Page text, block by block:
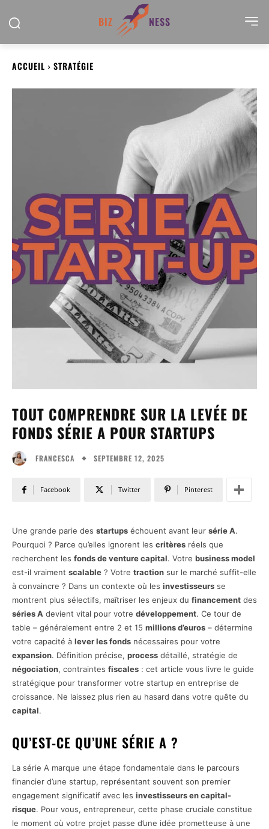
BIZ NESS
ACCUEIL STRATÉGIE
TOUT COMPRENDRE SUR LA LEVÉE DE
FONDS SÉRIE A POUR STARTUPS
FRANCESCA SEPTEMBRE 12, 2025
Facebook Twitter Pinterest
Une grande parie des startups échouent avant leur série A.
Pourquoi ? Parce qu’elles ignorent les critères réels que
recherchent les fonds de venture capital. Votre business model
est-il vraiment scalable ? Votre traction sur le marché suffit-elle
à convaincre ? Dans un contexte où les investisseurs se
montrent plus sélectifs, maîtriser les enjeux du financement des
séries A devient vital pour votre développement. Ce tour de
table – généralement entre 2 et 15 millions d’euros – détermine
votre capacité à lever les fonds nécessaires pour votre
expansion. Définition précise, process détaillé, stratégie de
négociation, contraintes fiscales : cet article vous livre le guide
stratégique pour transformer votre startup en entreprise de
croissance. Ne laissez plus rien au hasard dans votre quête du
capital.
QU’EST-CE QU’UNE SÉRIE A ?
La série A marque une étape fondamentale dans le parcours
financier d’une startup, représentant souvent son premier
engagement significatif avec les investisseurs en capital-
risque. Pour vous, entrepreneur, cette phase cruciale constitue
le moment où votre projet passe d’une idée prometteuse à une